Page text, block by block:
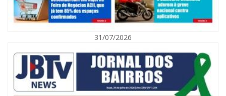
08/08/2026 | 07:00
Agosto Laranja mobiliza Navegantes com ações de prevenção de
deficiências e inclusão social
BALNEÁRIO CAMBORIÚ
31/07/2026